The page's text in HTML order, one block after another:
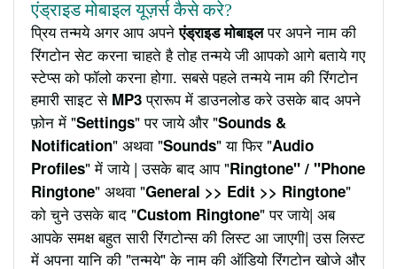
एंड्राइड मोबाइल यूज़र्स कैसे करे?
प्रिय तन्मये अगर आप अपनेएंड्राइड मोबाइलपर अपने नाम की
रिंगटोन सेट करना चाहते है तोह तन्मये जी आपको आगे बताये गए
स्टेप्स को फॉलो करना होगा. सबसे पहले तन्मये नाम की रिंगटोन
हमारी साइट से MP3प्रारूप में डाउनलोड करे उसके बाद अपने
फ़ोन में "Settings" पर जाये और "Sounds &
Notification" अथवा "Sounds" या फिर "Audio
Profiles" में जाये | उसके बाद आप "Ringtone" / "Phone
Ringtone" अथवा "General >> Edit >> Ringtone"
को चुने उसके बाद "Custom Ringtone" पर जाये| अब
आपके समक्ष बहुत सारी रिंगटोन्स की लिस्ट आ जाएगी| उस लिस्ट
में अपना यानि की "तन्मये" के नाम की ऑडियो रिंगटोन खोजे और